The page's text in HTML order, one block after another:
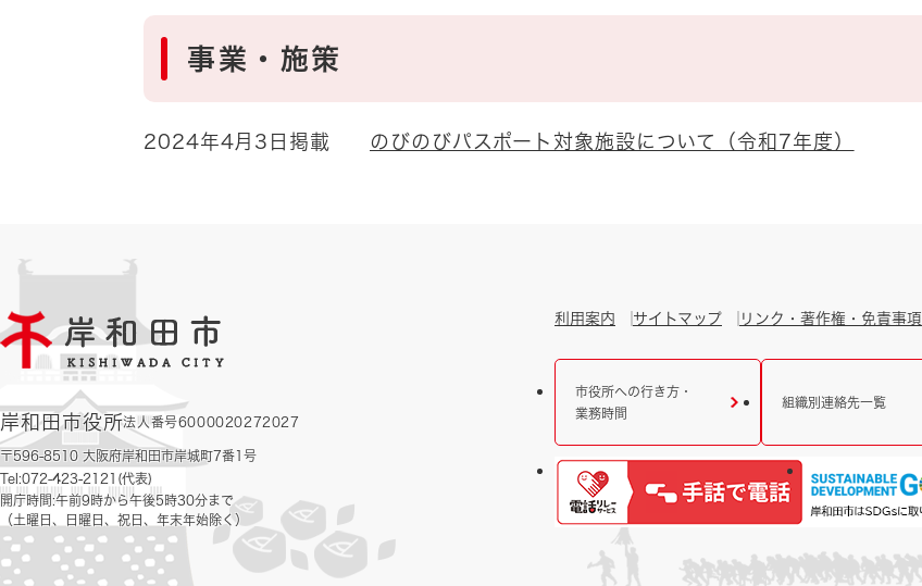
事業・施策
2024年4月3日掲載 のびのびパスポート対象施設について（令和7年度）
岸和田市役所法人番号6000020272027
〒596-8510 大阪府岸和田市岸城町7番1号
Tel:072-423-2121(代表)
開庁時間:午前9時から午後5時30分まで
（土曜日、日曜日、祝日、年末年始除く）
利用案内 サイトマップ リンク・著作権・免責事項
市役所への行き方・
業務時間
組織別連絡先一覧